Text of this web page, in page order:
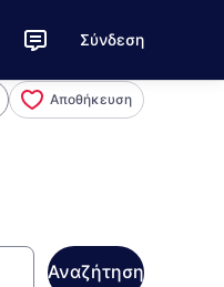
Σύνδεση
Αποθήκευση
Αναζήτηση